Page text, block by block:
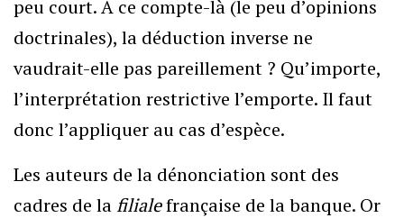
peu court. A ce compte-là (le peu d’opinions
doctrinales), la déduction inverse ne
vaudrait-elle pas pareillement ? Qu’importe,
l’interprétation restrictive l’emporte. Il faut
donc l’appliquer au cas d’espèce.
Les auteurs de la dénonciation sont des
cadres de la filialefrançaise de la banque. Or